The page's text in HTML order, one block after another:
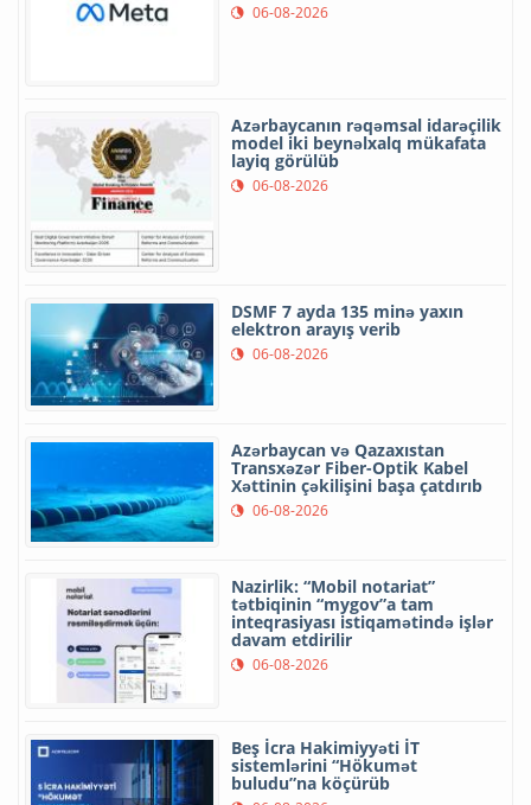
06-08-2026
Azərbaycanın rəqəmsal idarəçilik
model iki beynəlxalq mükafata
layiq görülüb
06-08-2026
DSMF 7 ayda 135 minə yaxın
elektron arayış verib
06-08-2026
Azərbaycan və Qazaxıstan
Transxəzər Fiber-Optik Kabel
Xəttinin çəkilişini başa çatdırıb
06-08-2026
Nazirlik: “Mobil notariat”
tətbiqinin “mygov”a tam
inteqrasiyası istiqamətində işlər
davam etdirilir
06-08-2026
Beş İcra Hakimiyyəti İT
sistemlərini “Hökumət
buludu”na köçürüb